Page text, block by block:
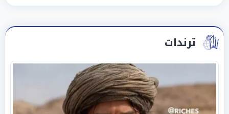
ترندات